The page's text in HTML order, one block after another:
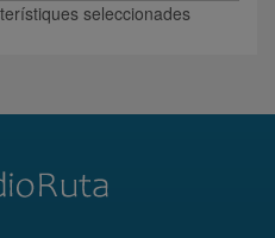
seleccionades